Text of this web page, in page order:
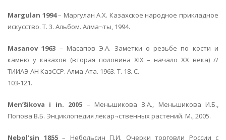
Margulan 1994– Маргулан А.Х. Казахское народное прикладное
искусство. Т. 3. Альбом. Алма¬ты, 1994.
Masanov 1963 – Масапов Э.А. Заметки о резьбе по кости и
камню у казахов (вторая половина XIX – начало XX века) //
ТИИАЭ АН КазССР. Алма-Ата. 1963. Т. 18. С.
103-121.
Men’šikova i in. 2005 – Меньшикова З.А., Меньшикова И.Б.,
Попова В.Б. Энциклопедия лекар¬ственных растений. М., 2005.
Nebol’sin 1855– Небольсин П.И. Очерки торговли России с